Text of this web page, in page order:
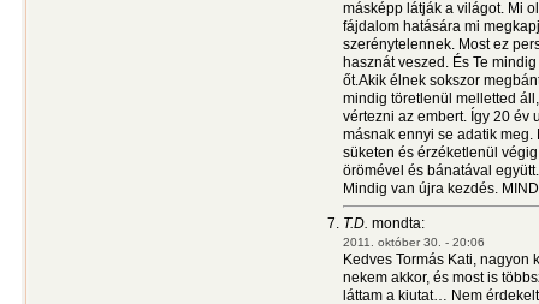
másképp látják a világot. Mi
fájdalom hatására mi
szerénytelennek. Most ez
hasznát veszed. És Te
őt.Akik élnek sokszor
mindig töretlenül melletted
vértezni az embert. Így 20 év
másnak ennyi se adatik
süketen és érzéketlenül
örömével és bánatával
Mindig van újra kezdés.
T.D. mondta:
2011. október 30. - 20:06
Kedves Tormás Kati, nagyon
nekem akkor, és most is
láttam a kiutat… Nem